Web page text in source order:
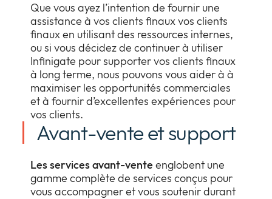
Que vous ayez l’intention de fournir une
assistance à vos clients finaux vos clients
finaux en utilisant des ressources internes,
ou si vous décidez de continuer à utiliser
Infinigate pour supporter vos clients finaux
à long terme, nous pouvons vous aider à à
maximiser les opportunités commerciales
et à fournir d’excellentes expériences pour
vos clients.
Avant-vente et support
Les services avant-vente englobent une
gamme complète de services conçus pour
vous accompagner et vous soutenir durant